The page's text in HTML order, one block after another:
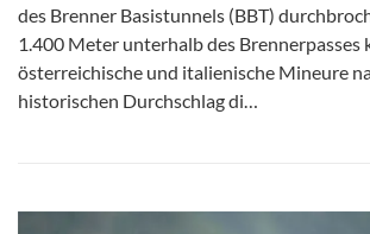
des Brenner Basistunnels (BBT)
1.400 Meter unterhalb des Brennerpasses
österreichische und italienische Mineure
historischen Durchschlag di…